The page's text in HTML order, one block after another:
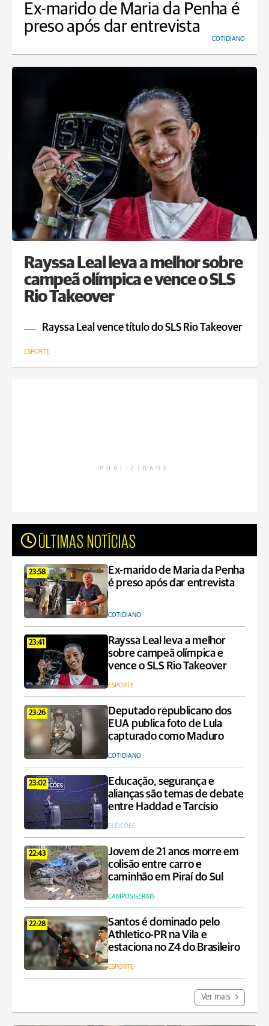
Ex-marido de Maria da Penha é
preso após dar entrevista
COTIDIANO
Rayssa Leal leva a melhor sobre
campeã olímpica e vence o SLS
Rio Takeover
Rayssa Leal vence título do SLS Rio Takeover
ESPORTE
PUBLICIDADE
ÚLTIMAS NOTÍCIAS
23:58
Ex-marido de Maria da Penha
é preso após dar entrevista
COTIDIANO
23:41
Rayssa Leal leva a melhor
sobre campeã olímpica e
vence o SLS Rio Takeover
ESPORTE
23:26
Deputado republicano dos
EUA publica foto de Lula
capturado como Maduro
COTIDIANO
23:02
Educação, segurança e
alianças são temas de debate
entre Haddad e Tarcísio
ELEIÇÕES
22:43
Jovem de 21 anos morre em
colisão entre carro e
caminhão em Piraí do Sul
CAMPOS GERAIS
22:28
Santos é dominado pelo
Athletico-PR na Vila e
estaciona no Z4 do Brasileiro
ESPORTE
Ver mais